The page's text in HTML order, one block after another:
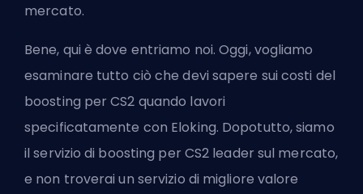
mercato.
Bene, qui è dove entriamo noi. Oggi, vogliamo
esaminare tutto ciò che devi sapere sui costi del
boosting per CS2 quando lavori
specificatamente con Eloking. Dopotutto, siamo
il servizio di boosting per CS2 leader sul mercato,
e non troverai un servizio di migliore valore